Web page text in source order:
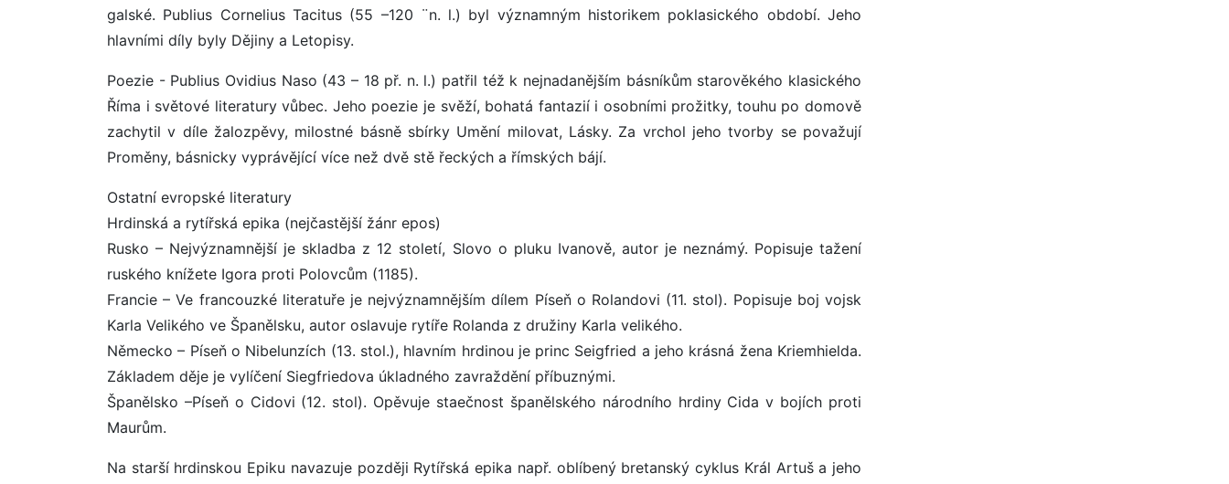
galské. Publius Cornelius Tacitus (55 –120 ¨n. l.) byl významným historikem poklasického období. Jeho
hlavními díly byly Dějiny a Letopisy.
Poezie - Publius Ovidius Naso (43 – 18 př. n. l.) patřil též k nejnadanějším básníkům starověkého klasického
Říma i světové literatury vůbec. Jeho poezie je svěží, bohatá fantazií i osobními prožitky, touhu po domově
zachytil v díle žalozpěvy, milostné básně sbírky Umění milovat, Lásky. Za vrchol jeho tvorby se považují
Proměny, básnicky vyprávějící více než dvě stě řeckých a římských bájí.
Ostatní evropské literatury
Hrdinská a rytířská epika (nejčastější žánr epos)
Rusko – Nejvýznamnější je skladba z 12 století, Slovo o pluku Ivanově, autor je neznámý. Popisuje tažení
ruského knížete Igora proti Polovcům (1185).
Francie – Ve francouzké literatuře je nejvýznamnějším dílem Píseň o Rolandovi (11. stol). Popisuje boj vojsk
Karla Velikého ve Španělsku, autor oslavuje rytíře Rolanda z družiny Karla velikého.
Německo – Píseň o Nibelunzích (13. stol.), hlavním hrdinou je princ Seigfried a jeho krásná žena Kriemhielda.
Základem děje je vylíčení Siegfriedova úkladného zavraždění příbuznými.
Španělsko –Píseň o Cidovi (12. stol). Opěvuje staečnost španělského národního hrdiny Cida v bojích proti
Maurům.
Na starší hrdinskou Epiku navazuje později Rytířská epika např. oblíbený bretanský cyklus Král Artuš a jeho